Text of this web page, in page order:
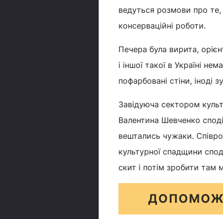
ведуться розмови про те,
консерваційні роботи.
Печера була вирита,
і іншої такої в Україні
пофарбовані стіни, іноді
Завідуюча сектором
Валентина Шевченко
вештались чужаки.
культурної спадщини
скит і потім зробити там